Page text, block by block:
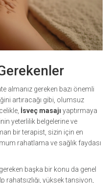
almanız gereken bazı önemli
artıracağı gibi, olumsuz
İsveç masajı yaptırmaya
yeterlilik belgelerine ve
bir terapist, sizin için en
rahatlama ve sağlık faydası
başka bir konu da genel
rahatsızlığı, yüksek tansiyon,